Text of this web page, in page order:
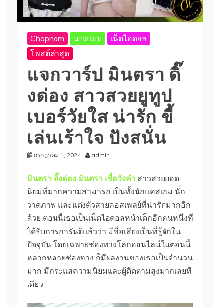
Chopnom นางแบบ
เน็ตไอดอล
โพสต์ล่าสุด
แจกวาร์ป มินตรา ดิ๊
งด่อง สาวสวยยูทูป
เบอร์วัยใส น่ารัก ขี้
เล่นเร้าใจ ปังสนั่น
กรกฎาคม 1, 2024 admin
มินตรา ดิ๊งด่อง มินตรา เชื้อวังคำ สาวสวยยอด
นิยมที่มากความสามารถ เป็นทั้งนักแคสเกม นัก
วาดภาพ และแต่งตัวสายคอสเพลย์ที่น่ารักมากอีก
ด้วย ตอนนี้เธอเป็นเน็ตไอดอลหน้าเด็กอีกคนหนึ่งที่
ได้รับการการันตีแล้วว่า มีชื่อเสียงเป็นที่รู้จักใน
ปัจจุบัน โดยเฉพาะช่องทางโลกออนไลน์ในตอนนี้
หลากหลายช่องทาง ก็มีผลงานของเธอเป็นจำนวน
มาก มีกระแสความนิยมและผู้ติดตามสูงมากเลยที
เดียว